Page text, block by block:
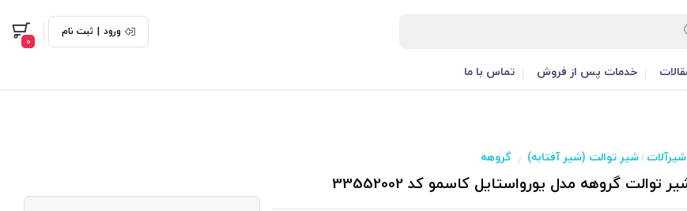
ورود | ثبت نام
0
خدمات پس از فروش تماس با ما
شیرآلات /شیر توالت (شیر آفتابه) / گروهه
توالت گروهه مدل یورواستایل کاسمو کد 33552002